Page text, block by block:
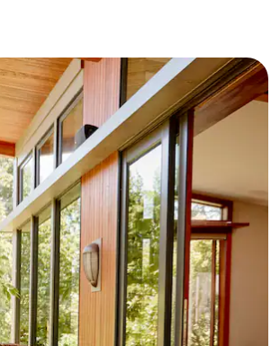
eksploro duke prekur ose duke lëvizur ekranin.